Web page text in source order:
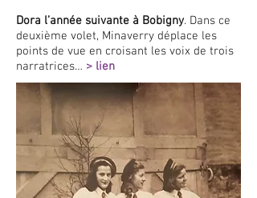
Dora l’année suivante à Bobigny. Dans ce
deuxième volet, Minaverry déplace les
points de vue en croisant les voix de trois
narratrices… > lien